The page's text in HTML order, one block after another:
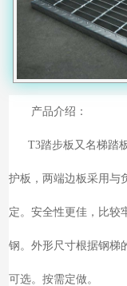
产品介绍：
T3踏步板又名梯踏板
护板，两端边板采用与
定。安全性更佳，比较
钢。外形尺寸根据钢梯
可选。按需定做。